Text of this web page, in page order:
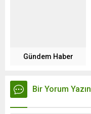
Gündem Haber
Bir Yorum Yazın